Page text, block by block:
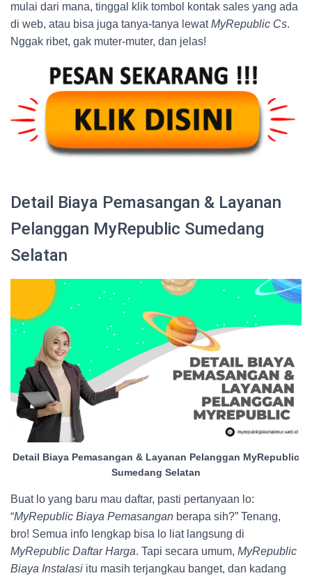
mulai dari mana, tinggal klik tombol kontak sales yang ada
di web, atau bisa juga tanya-tanya lewatMyRepublic Cs.
Nggak ribet, gak muter-muter, dan jelas!
Detail Biaya Pemasangan & Layanan
Pelanggan MyRepublic Sumedang
Selatan
Detail Biaya Pemasangan & Layanan Pelanggan MyRepublic
Sumedang Selatan
Buat lo yang baru mau daftar, pasti pertanyaan lo:
“MyRepublic Biaya Pemasangan berapa sih?” Tenang,
bro! Semua info lengkap bisa lo liat langsung di
MyRepublic Daftar Harga. Tapi secara umum, MyRepublic
Biaya Instalasi itu masih terjangkau banget, dan kadang